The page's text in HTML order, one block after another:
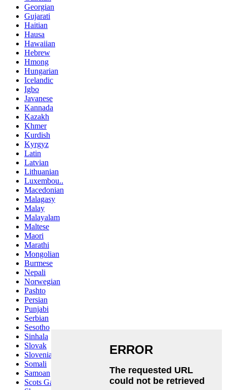
Georgian
Gujarati
Haitian
Hausa
Hawaiian
Hebrew
Hmong
Hungarian
Icelandic
Igbo
Javanese
Kannada
Kazakh
Khmer
Kurdish
Kyrgyz
Latin
Latvian
Lithuanian
Luxembou..
Macedonian
Malagasy
Malay
Malayalam
Maltese
Maori
Marathi
Mongolian
Burmese
Nepali
Norwegian
Pashto
Persian
Punjabi
Serbian
Sesotho
Sinhala
Slovak
Slovenian
Somali
Samoan
Scots Gaelic